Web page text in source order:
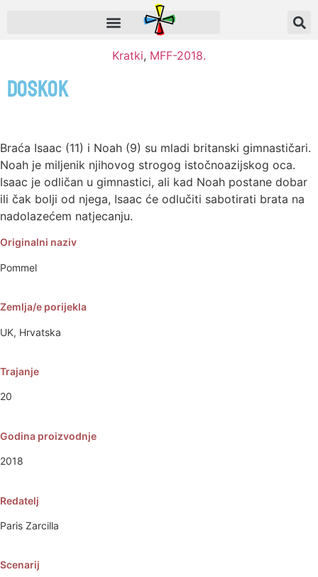
Kratki, MFF-2018.
Doskok
Originalni naziv
Pommel
Zemlja/e porijekla
UK, Hrvatska
Trajanje
20
Godina proizvodnje
2018
Redatelj
Paris Zarcilla
Scenarij
Braća Isaac (11) i Noah (9) su mladi britanski gimnastičari.
Noah je miljenik njihovog strogog istočnoazijskog oca.
Isaac je odličan u gimnastici, ali kad Noah postane dobar
ili čak bolji od njega, Isaac će odlučiti sabotirati brata na
nadolazećem natjecanju.